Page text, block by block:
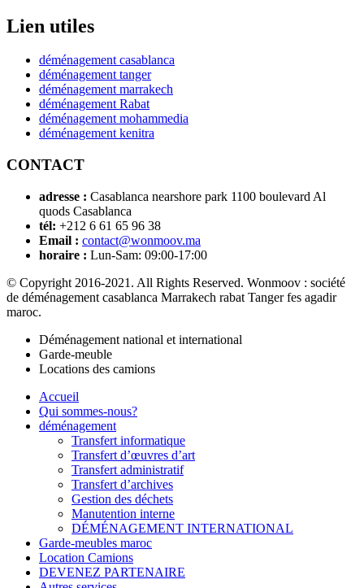
Lien utiles
déménagement casablanca
déménagement tanger
déménagement marrakech
déménagement Rabat
déménagement mohammedia
déménagement kenitra
CONTACT
adresse : Casablanca nearshore park 1100 boulevard Al
quods Casablanca
tél: +212 6 61 65 96 38
Email : contact@wonmoov.ma
horaire : Lun-Sam: 09:00-17:00
© Copyright 2016-2021. All Rights Reserved. Wonmoov : société
de déménagement casablanca Marrakech rabat Tanger fes agadir
maroc.
Déménagement national et international
Garde-meuble
Locations des camions
Accueil
Qui sommes-nous?
déménagement
Transfert informatique
Transfert d’œuvres d’art
Transfert administratif
Transfert d’archives
Gestion des déchets
Manutention interne
DÉMÉNAGEMENT INTERNATIONAL
Garde-meubles maroc
Location Camions
DEVENEZ PARTENAIRE